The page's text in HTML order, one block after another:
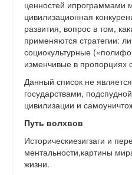
ценностей ипрограммами
цивилизационная
развития, вопрос в том,
применяются стратегии:
социокультурные
изменчивые в пропорциях
Данный список не
государствами,
цивилизации и
Путь волхвов
Историческиезигзаги и
ментальности,картины
жизни.